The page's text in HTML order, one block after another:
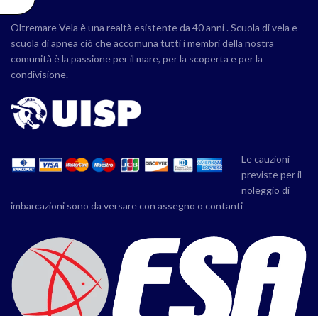
Oltremare Vela è una realtà esistente da 40 anni . Scuola di vela e
scuola di apnea ciò che accomuna tutti i membri della nostra
comunità è la passione per il mare, per la scoperta e per la
condivisione.
Le cauzioni
previste per il
noleggio di
imbarcazioni sono da versare con assegno o contanti